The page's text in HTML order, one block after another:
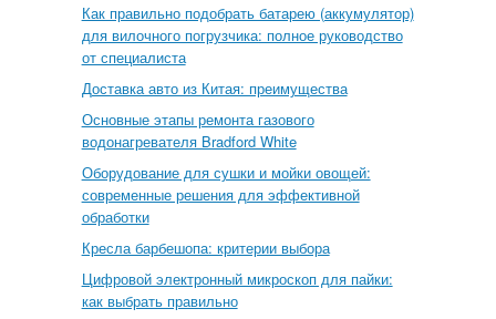
Как правильно подобрать батарею (аккумулятор)
для вилочного погрузчика: полное руководство
от специалиста
Доставка авто из Китая: преимущества
Основные этапы ремонта газового
водонагревателя Bradford White
Оборудование для сушки и мойки овощей:
современные решения для эффективной
обработки
Кресла барбешопа: критерии выбора
Цифровой электронный микроскоп для пайки:
как выбрать правильно